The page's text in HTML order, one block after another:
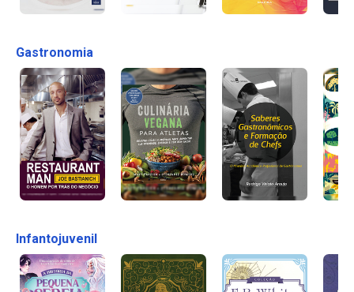
Gastronomia
Infantojuvenil